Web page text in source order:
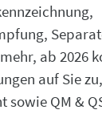
ab 2026
auf Sie
sowie QM &